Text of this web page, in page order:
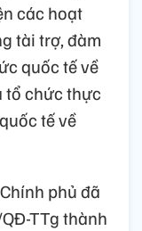
các hoạt
tài trợ, đàm
quốc tế về
tổ chức thực
tế về
phủ đã
TTg thành